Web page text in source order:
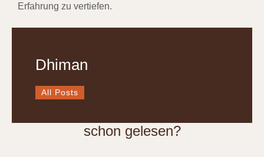
Erfahrung zu vertiefen.
Dhiman
All Posts
schon gelesen?